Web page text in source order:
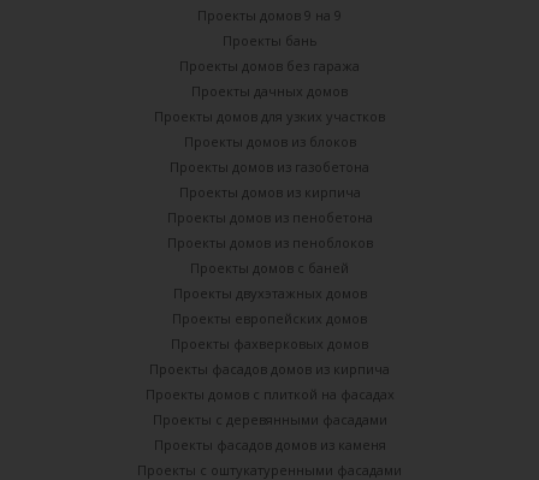
Проекты домов 9 на 9
Проекты бань
Проекты домов без гаража
Проекты дачных домов
Проекты домов для узких участков
Проекты домов из блоков
Проекты домов из газобетона
Проекты домов из кирпича
Проекты домов из пенобетона
Проекты домов из пеноблоков
Проекты домов с баней
Проекты двухэтажных домов
Проекты европейских домов
Проекты фахверковых домов
Проекты фасадов домов из кирпича
Проекты домов с плиткой на фасадах
Проекты с деревянными фасадами
Проекты фасадов домов из каменя
Проекты с оштукатуренными фасадами